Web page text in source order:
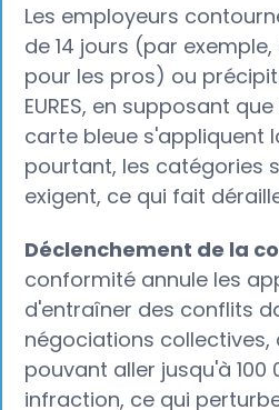
Les employeurs
de 14 jours (par
pour les pros) ou
EURES, en supposant
carte bleue s'appliquent
pourtant, les catégories
exigent, ce qui fait
Déclenchement de la
conformité annule les
d'entraîner des conflits
négociations collectives,
pouvant aller jusqu'à 100
infraction, ce qui